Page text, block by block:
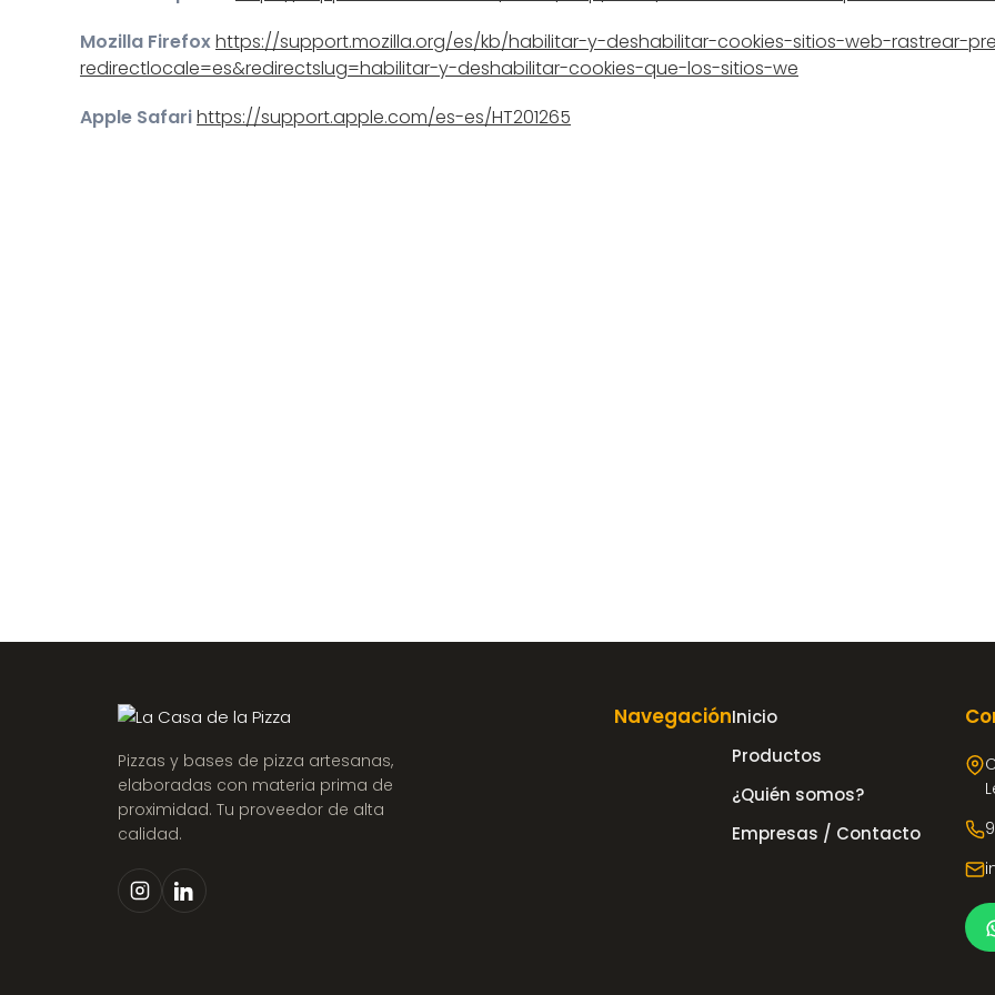
Mozilla Firefoxhttps://support.mozilla.org/es/kb/habilitar-y-deshabilitar-cookies-sitios-web-rastrear-
redirectlocale=es&redirectslug=habilitar-y-deshabilitar-cookies-que-los-sitios-we
Apple Safarihttps://support.apple.com/es-es/HT201265
Pizzas y bases de pizza artesanas,
elaboradas con materia prima de
proximidad. Tu proveedor de alta
calidad.
NavegaciónInicio
Productos
¿Quién somos?
Empresas / Contacto